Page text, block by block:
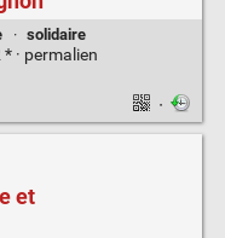
· solidaire
· permalien
·
et